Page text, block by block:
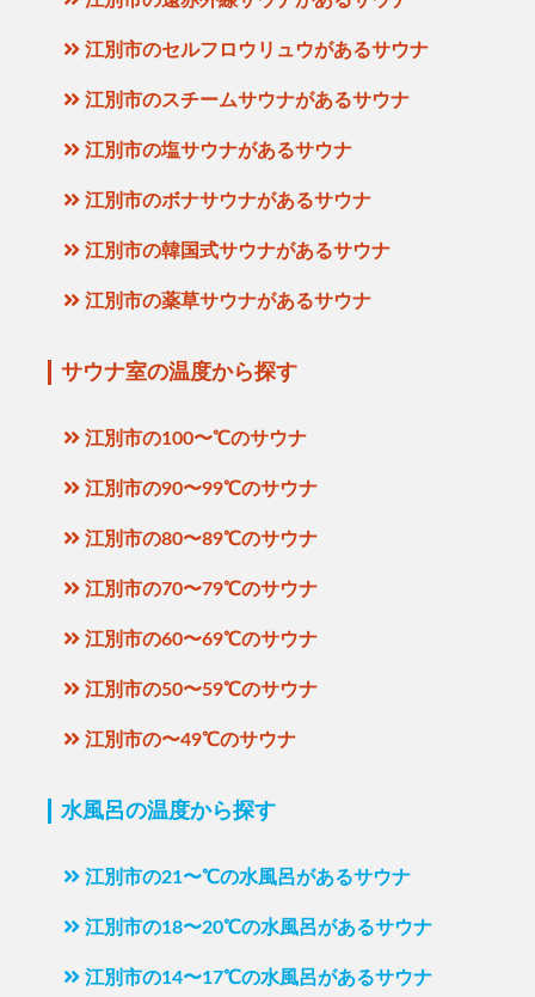
江別市のセルフロウリュウがあるサウナ
江別市のスチームサウナがあるサウナ
江別市の塩サウナがあるサウナ
江別市のボナサウナがあるサウナ
江別市の韓国式サウナがあるサウナ
江別市の薬草サウナがあるサウナ
サウナ室の温度から探す
江別市の100〜℃のサウナ
江別市の90〜99℃のサウナ
江別市の80〜89℃のサウナ
江別市の70〜79℃のサウナ
江別市の60〜69℃のサウナ
江別市の50〜59℃のサウナ
江別市の〜49℃のサウナ
水風呂の温度から探す
江別市の21〜℃の水風呂があるサウナ
江別市の18〜20℃の水風呂があるサウナ
江別市の14〜17℃の水風呂があるサウナ